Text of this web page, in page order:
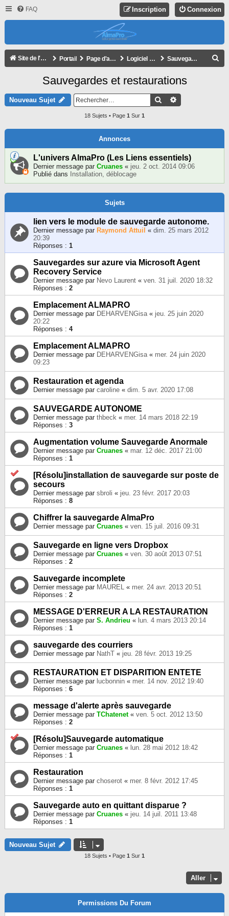
FAQ Connexion
Inscription
Site de l'association Portail Page d'accueil du forum Logiciel AlmaPro Sauvegardes et restaurations
Sauvegardes et restaurations
Nouveau Sujet Rechercher
18 Sujets • Page 1 Sur 1
Annonces
L'univers AlmaPro (Les Liens essentiels)
Dernier message par Cruanes « jeu. 2 oct. 2014 09:06
Publié dans
Installation, déblocage
Sujets
lien vers le module de sauvegarde autonome.
Dernier message par Raymond Attuil « dim. 25 mars 2012
20:39
Réponses : 1
Sauvegardes sur azure via Microsoft Agent
Recovery Service
Dernier message par Nevo Laurent « ven. 31 juil. 2020 18:32
Réponses : 2
Emplacement ALMAPRO
Dernier message par DEHARVENGisa« jeu. 25 juin 2020
20:22
Réponses : 4
Emplacement ALMAPRO
Dernier message par DEHARVENGisa« mer. 24 juin 2020
09:23
Restauration et agenda
Dernier message par caroline « dim. 5 avr. 2020 17:08
SAUVEGARDE AUTONOME
Dernier message par thbeck « mer. 14 mars 2018 22:19
Réponses : 3
Augmentation volume Sauvegarde Anormale
Dernier message par Cruanes « mar. 12 déc. 2017 21:00
Réponses : 1
[Résolu]installation de sauvegarde sur poste de
secours
Dernier message par sbroli « jeu. 23 févr. 2017 20:03
Réponses : 8
Chiffrer la sauvegarde AlmaPro
Dernier message par Cruanes « ven. 15 juil. 2016 09:31
Sauvegarde en ligne vers Dropbox
Dernier message par Cruanes « ven. 30 août 2013 07:51
Réponses : 2
Sauvegarde incomplete
Dernier message par MAUREL « mer. 24 avr. 2013 20:51
Réponses : 2
MESSAGE D'ERREUR A LA RESTAURATION
Dernier message par S. Andrieu « lun. 4 mars 2013 20:14
Réponses : 1
sauvegarde des courriers
Dernier message par NathT « jeu. 28 févr. 2013 19:25
RESTAURATION ET DISPARITION ENTETE
Dernier message par lucbonnin « mer. 14 nov. 2012 19:40
Réponses : 6
message d'alerte après sauvegarde
Dernier message par TChatenet« ven. 5 oct. 2012 13:50
Réponses : 2
[Résolu]Sauvegarde automatique
Dernier message par Cruanes « lun. 28 mai 2012 18:42
Réponses : 1
Restauration
Dernier message par choserot « mer. 8 févr. 2012 17:45
Réponses : 1
Sauvegarde auto en quittant disparue ?
Dernier message par Cruanes « jeu. 14 juil. 2011 13:48
Réponses : 1
Nouveau Sujet
18 Sujets • Page 1 Sur 1
Aller
Permissions Du Forum